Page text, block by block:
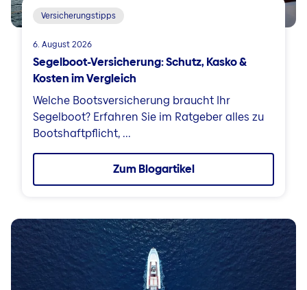
Versicherungstipps
6. August 2026
Segelboot-Versicherung: Schutz, Kasko &
Kosten im Vergleich
Welche Bootsversicherung braucht Ihr
Segelboot? Erfahren Sie im Ratgeber alles zu
Bootshaftpflicht, ...
Zum Blogartikel